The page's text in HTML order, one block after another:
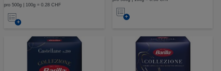
pro 500g | 100g = 0.28 CHF
Auf
Merkliste
Auf
Merkliste